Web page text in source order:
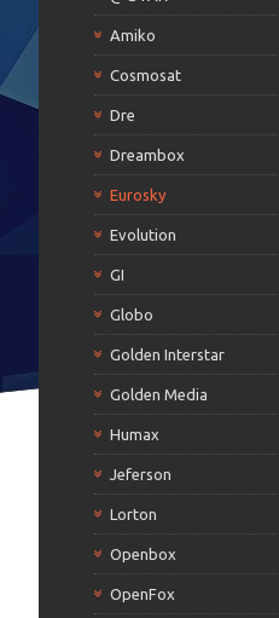
Amiko
Cosmosat
Dre
Dreambox
Eurosky
Evolution
GI
Globo
Golden Interstar
Golden Media
Humax
Jeferson
Lorton
Openbox
OpenFox